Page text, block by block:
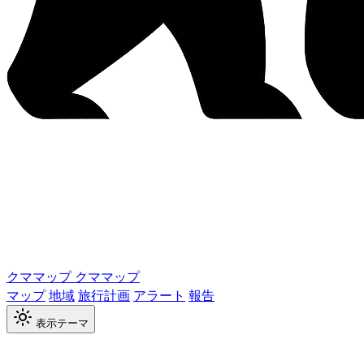
クママップ クママップ
マップ地域旅行計画 アラート 報告
表示テーマ